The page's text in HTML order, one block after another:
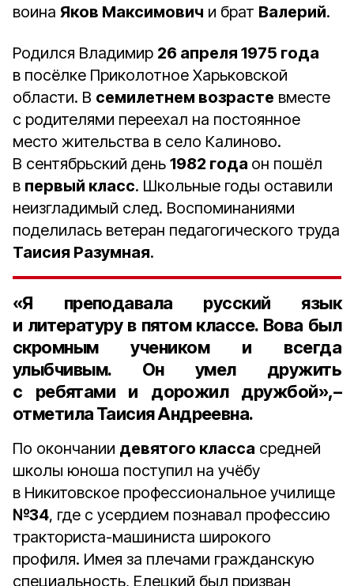
воина Яков Максимович и брат Валерий.
Родился Владимир 26 апреля 1975 года
в посёлке Приколотное Харьковской
области. В семилетнем возрасте вместе
с родителями переехал на постоянное
место жительства в село Калиново.
В сентябрьский день 1982 года он пошёл
в первый класс. Школьные годы оставили
неизгладимый след. Воспоминаниями
поделилась ветеран педагогического труда
Таисия Разумная.
«Я преподавала русский язык
и литературу в пятом классе. Вова был
скромным учеником и всегда
улыбчивым. Он умел дружить
с ребятами и дорожил дружбой»,–
отметила Таисия Андреевна.
По окончании девятого класса средней
школы юноша поступил на учёбу
в Никитовское профессиональное училище
№34, где с усердием познавал профессию
тракториста-машиниста широкого
профиля. Имея за плечами гражданскую
специальность, Елецкий был призван